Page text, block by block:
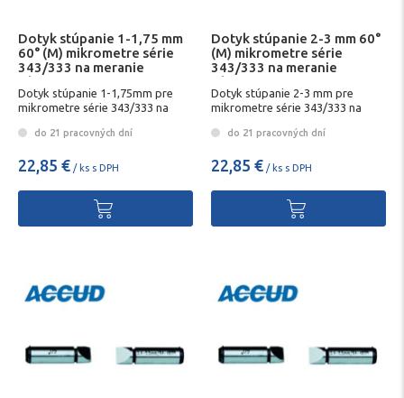
Dotyk stúpanie 1-1,75 mm
60° (M) mikrometre série
343/333 na meranie
závitov
Dotyk stúpanie 1-1,75mm pre
mikrometre série 343/333 na
do 21 pracovných dní
22,85 € / ks s DPH
Dotyk stúpanie 2-3 mm 60°
(M) mikrometre série
343/333 na meranie
závitov
Dotyk stúpanie 2-3 mm pre
mikrometre série 343/333 na
do 21 pracovných dní
22,85 € / ks s DPH